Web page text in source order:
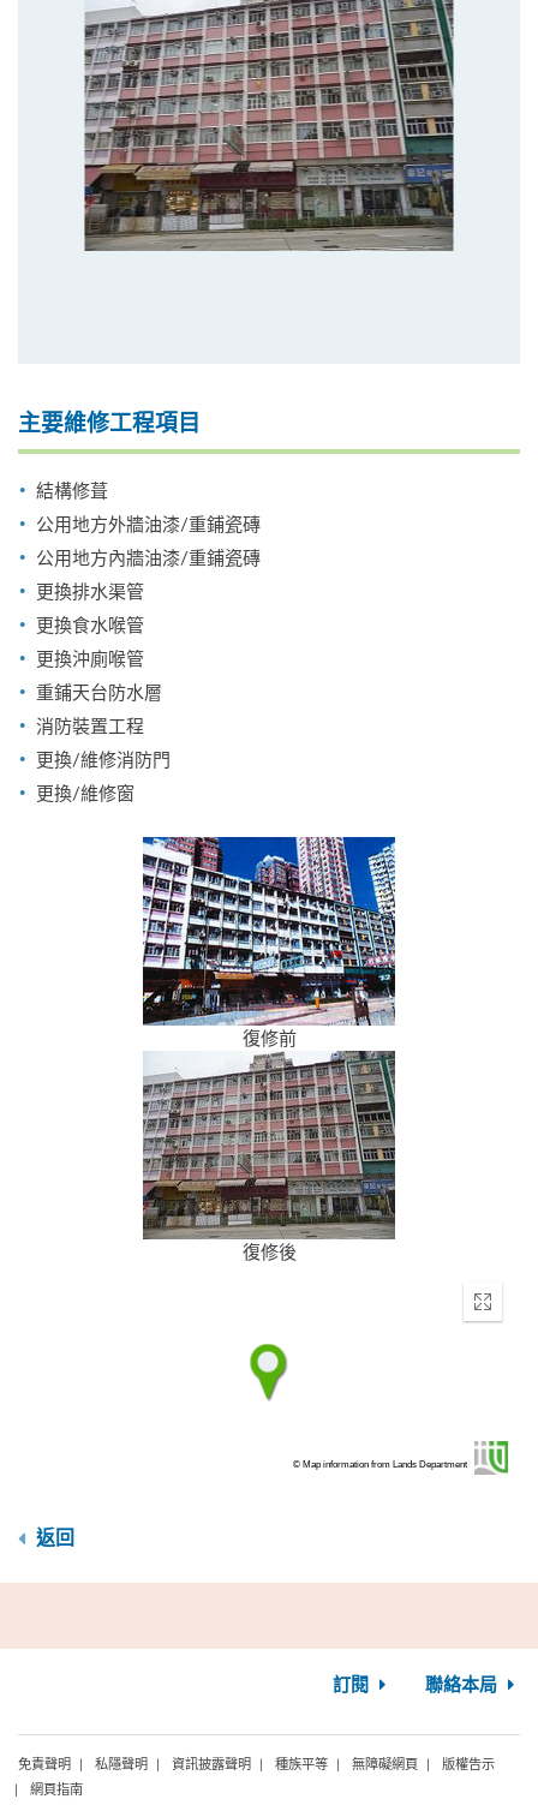
主要維修工程項目
結構修葺
公用地方外牆油漆/重鋪瓷磚
公用地方內牆油漆/重鋪瓷磚
更換排水渠管
更換食水喉管
更換沖廁喉管
重鋪天台防水層
消防裝置工程
更換/維修消防門
更換/維修窗
復修前
復修後
Enter
© Map information from Lands Department
返回
訂閱 聯絡本局
免責聲明 私隱聲明 資訊披露聲明 種族平等 無障礙網頁
版權告示
網頁指南